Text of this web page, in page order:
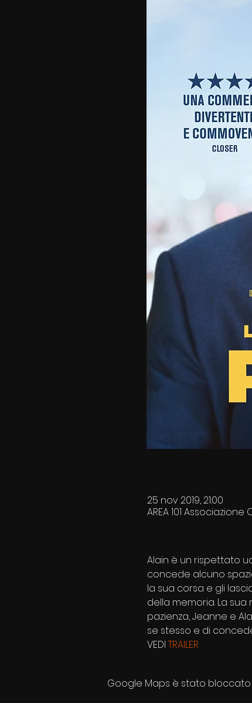
25 nov 2019, 21:00
AREA 101
Alain è un rispettato
concede alcuno
la sua corsa e gli
della memoria. La
pazienza, Jeanne e
se stesso e di
VEDI TRAILER
Google Maps è stato